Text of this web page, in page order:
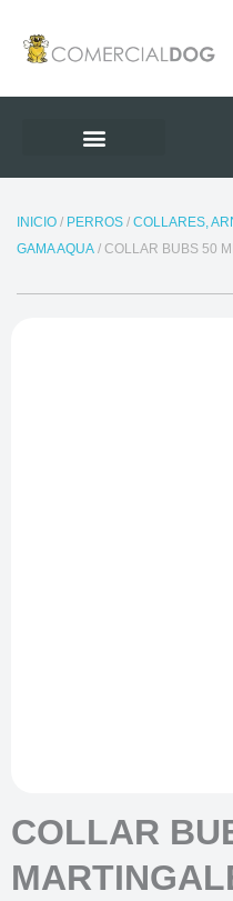
contenido
INICIO/ PERROS/ COLLARES,
GAMA AQUA/ COLLAR BUBS 50
COLLAR